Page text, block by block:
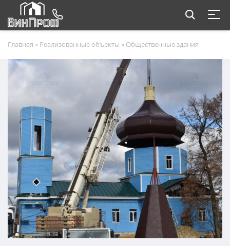
Главная » Реализованные объекты » Общественные здания